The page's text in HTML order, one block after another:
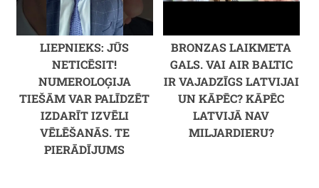
LIEPNIEKS: JŪS
NETICĒSIT!
NUMEROLOĢIJA
TIEŠĀM VAR PALĪDZĒT
IZDARĪT IZVĒLI
VĒLĒŠANĀS. TE
PIERĀDĪJUMS
BRONZAS LAIKMETA
GALS. VAI AIR BALTIC
IR VAJADZĪGS LATVIJAI
UN KĀPĒC? KĀPĒC
LATVIJĀ NAV
MILJARDIERU?